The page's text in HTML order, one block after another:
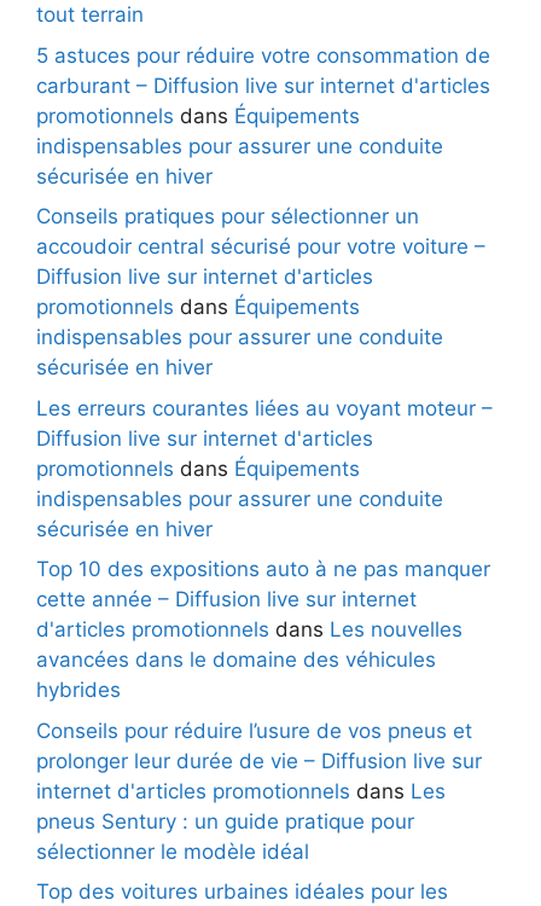
tout terrain
5 astuces pour réduire votre consommation de
carburant – Diffusion live sur internet d'articles
promotionnels dans Équipements
indispensables pour assurer une conduite
sécurisée en hiver
Conseils pratiques pour sélectionner un
accoudoir central sécurisé pour votre voiture –
Diffusion live sur internet d'articles
promotionnels dans Équipements
indispensables pour assurer une conduite
sécurisée en hiver
Les erreurs courantes liées au voyant moteur –
Diffusion live sur internet d'articles
promotionnels dans Équipements
indispensables pour assurer une conduite
sécurisée en hiver
Top 10 des expositions auto à ne pas manquer
cette année – Diffusion live sur internet
d'articles promotionnels dans Les nouvelles
avancées dans le domaine des véhicules
hybrides
Conseils pour réduire l’usure de vos pneus et
prolonger leur durée de vie – Diffusion live sur
internet d'articles promotionnels dans Les
pneus Sentury : un guide pratique pour
sélectionner le modèle idéal
Top des voitures urbaines idéales pour les